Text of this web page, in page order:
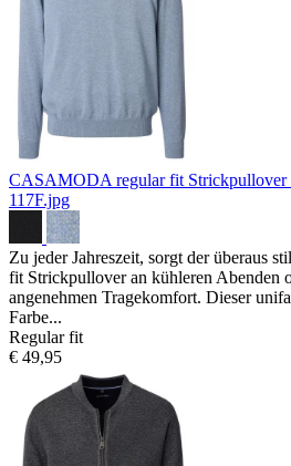
CASAMODA regular fit Strickpullover
117F.jpg
Zu jeder Jahreszeit, sorgt der überaus
fit Strickpullover an kühleren Abenden
angenehmen Tragekomfort. Dieser
Farbe...
Regular fit
€ 49,95